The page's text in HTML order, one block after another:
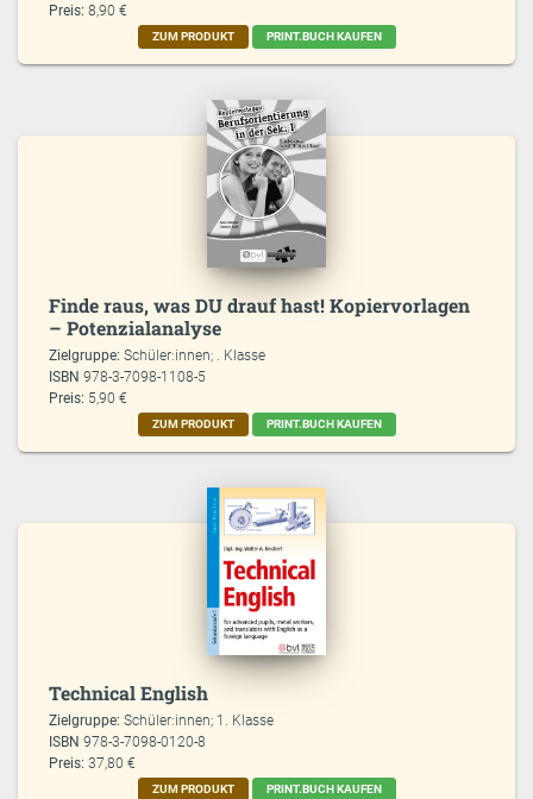
Preis: 8,90 €
ZUM PRODUKT PRINT.BUCH KAUFEN
Finde raus, was DU drauf hast! Kopiervorlagen
– Potenzialanalyse
Zielgruppe:Schüler:innen; . Klasse
ISBN978-3-7098-1108-5
Preis: 5,90 €
ZUM PRODUKT PRINT.BUCH KAUFEN
Technical English
Zielgruppe:Schüler:innen; 1. Klasse
ISBN978-3-7098-0120-8
Preis: 37,80 €
ZUM PRODUKT PRINT.BUCH KAUFEN